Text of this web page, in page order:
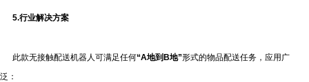
5.行业解决方案
此款无接触配送机器人可满足任何“A地到B地”形式的物品配送任务，应用广
泛：